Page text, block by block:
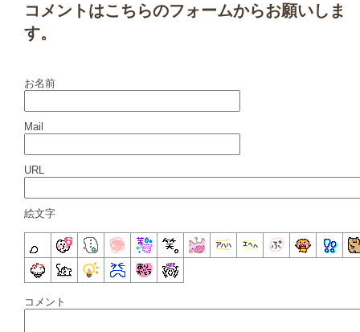
コメントはこちらのフォームからお願いしま
す。
お名前
Mail
URL
絵文字
コメント